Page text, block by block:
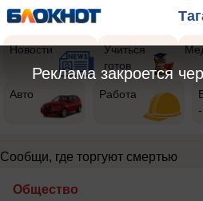
Новости
Учиться
готов
Авто Работа
Сообщи, где торгуют смертью
Общество
Реклама закроется